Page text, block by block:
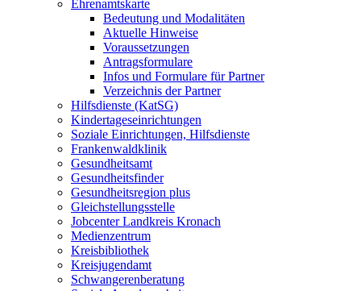
Ehrenamtskarte
Bedeutung und Modalitäten
Aktuelle Hinweise
Voraussetzungen
Antragsformulare
Infos und Formulare für Partner
Verzeichnis der Partner
Hilfsdienste (KatSG)
Kindertageseinrichtungen
Soziale Einrichtungen, Hilfsdienste
Frankenwaldklinik
Gesundheitsamt
Gesundheitsfinder
Gesundheitsregion plus
Gleichstellungsstelle
Jobcenter Landkreis Kronach
Medienzentrum
Kreisbibliothek
Kreisjugendamt
Schwangerenberatung